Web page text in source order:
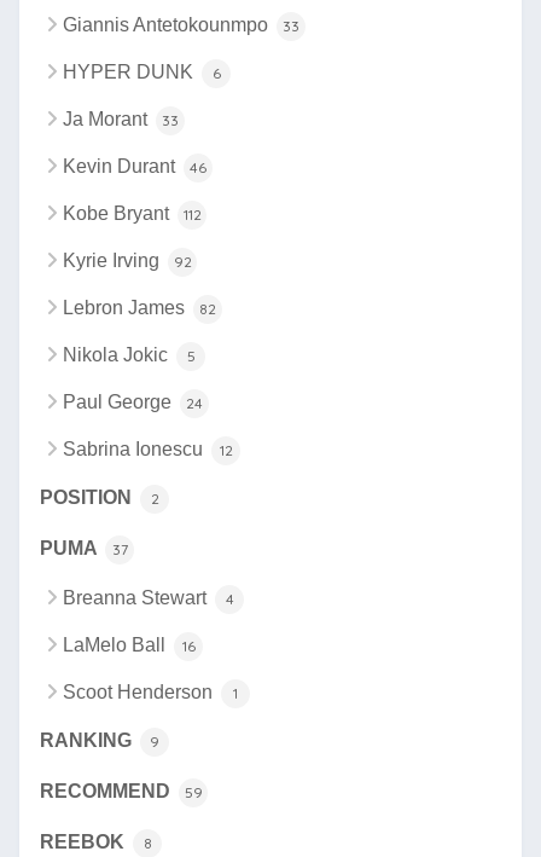
Giannis Antetokounmpo 33
HYPER DUNK 6
Ja Morant 33
Kevin Durant 46
Kobe Bryant 112
Kyrie Irving 92
Lebron James 82
Nikola Jokic 5
Paul George 24
Sabrina Ionescu 12
POSITION 2
PUMA 37
Breanna Stewart 4
LaMelo Ball 16
Scoot Henderson 1
RANKING 9
RECOMMEND 59
REEBOK 8